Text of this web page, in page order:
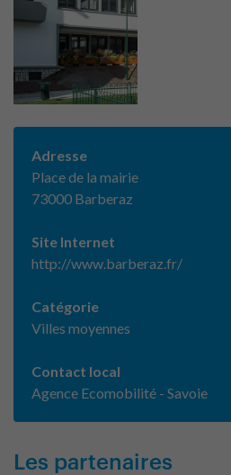
Adresse
Place de la mairie
73000 Barberaz
Site Internet
http://www.barberaz.fr/
Catégorie
Villes moyennes
Contact local
Agence Ecomobilité - Savoie
Les partenaires